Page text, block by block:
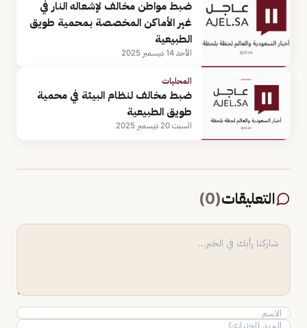
ضبط مواطن مخالف لإشعاله النار في
غير الأماكن المخصصة بمحمية طويق
الطبيعية
الأحد 14 ديسمبر 2025
المحليات
ضبط مخالف لنظام البيئة في محمية
طويق الطبيعية
السبت 20 ديسمبر 2025
التعليقات(
0
)